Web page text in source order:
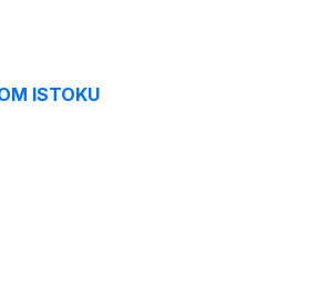
ISTOKU